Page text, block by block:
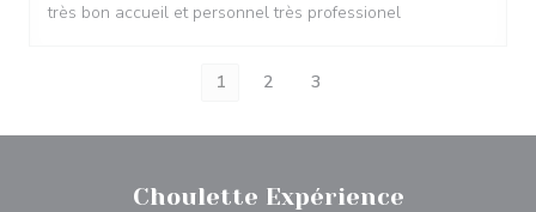
très bon accueil et personnel très professionel
1 2 3
Choulette Expérience